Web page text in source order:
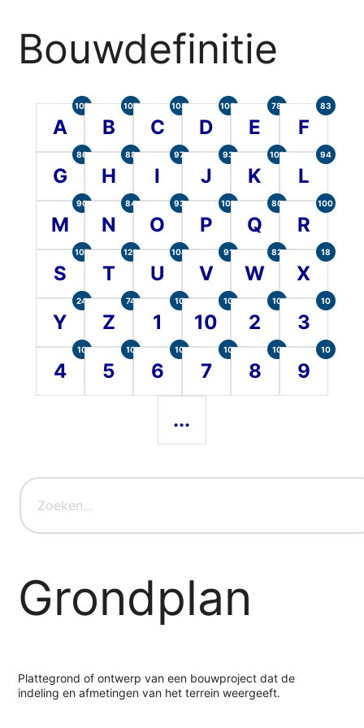
Bouwdefinitie
A
105
B
107
C
104
D
100
E
78
F
83
G
86
H
88
I
97
J
93
K
101
L
94
M
90
N
84
O
93
P
101
Q
80
R
100
S
107
T
120
U
104
V
91
W
82
X
18
Y
24
Z
74
1
10
10
10
2
10
3
10
4
10
5
10
6
10
7
10
8
10
9
10
...
Grondplan
Plattegrond of ontwerp van een bouwproject dat de
indeling en afmetingen van het terrein weergeeft.